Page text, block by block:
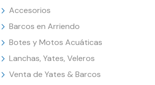
Accesorios
Barcos en Arriendo
Botes y Motos Acuáticas
Lanchas, Yates, Veleros
Venta de Yates & Barcos